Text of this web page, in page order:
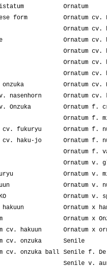
form
nasenhorn
Onzuka
cv. fukuryu
cv. haku-jo
cv. hakuun
cv. onzuka
cv. onzuka ball
Ornatum
Ornatum cv.
Ornatum cv.
Ornatum cv.
Ornatum cv.
Ornatum cv.
Ornatum cv.
Ornatum cv.
Ornatum cv.
Ornatum f.
Ornatum f.
Ornatum f.
Ornatum f.
Ornatum f.
Ornatum v.
Ornatum v.
Ornatum v.
Ornatum v.
Ornatum x
Ornatum x
Ornatum x
Senile
Senile f. De
Senile v.